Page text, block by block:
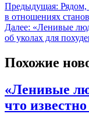
Предыдущая: Рядом,
в отношениях
Далее: «Ленивые
об уколах для
Похожие
«Ленивые
что